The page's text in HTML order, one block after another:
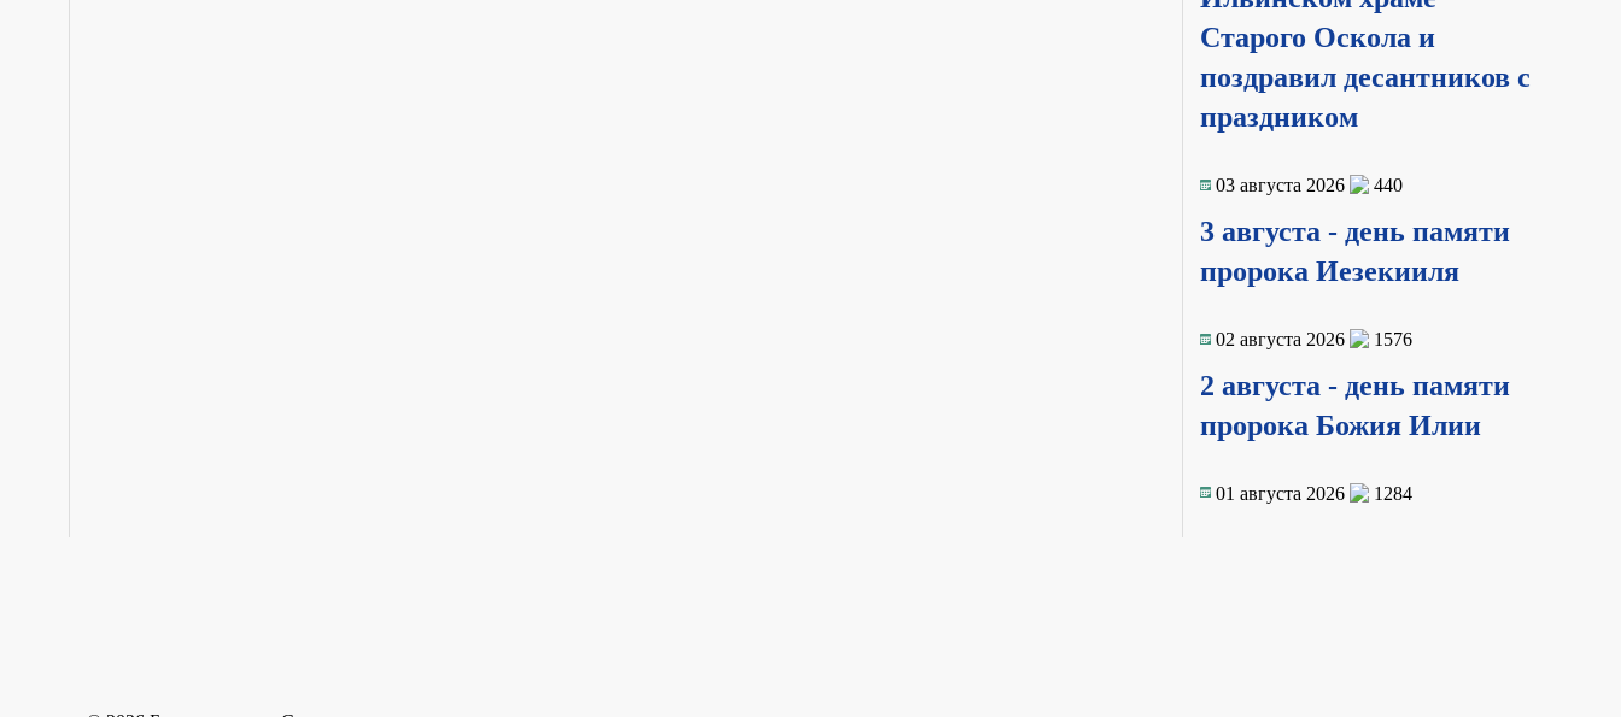
Старого Оскола и
поздравил десантников с
праздником
03 августа 2026 440
3 августа - день памяти
пророка Иезекииля
02 августа 2026 1576
2 августа - день памяти
пророка Божия Илии
01 августа 2026 1284